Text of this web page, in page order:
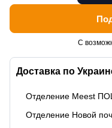
Доставка по
Отделение Meest
Отделение Новой
С